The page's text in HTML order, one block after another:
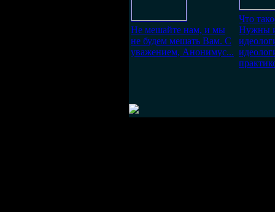
Не мешайте нам, и мы
не будем мешать Вам. С
уважением, Анонимус...
Что
Нужны